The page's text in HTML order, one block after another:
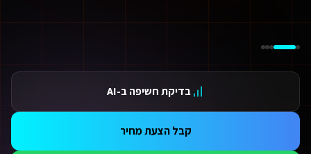
התאמת אתרים ו-SaaS למנועי חיפוש — שירות התאמת אתרים ו-SaaS למנועי חיפוש מתקדם
24/7 תמיכה
פיתוח אפליקציות
כמה עולה פיתוח אפליקציות לשירותים דיגיטליים ליועצי בטיחות אש בהוד השרון?
בדיקת חשיפה ב-AI
קבל הצעת מחיר